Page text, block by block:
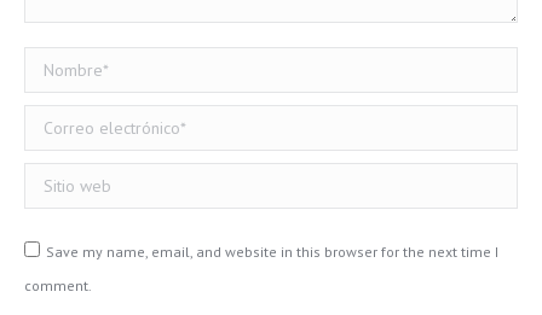
Nombre *
Correo electrónico *
Sitio web
Save my name, email, and website in this browser for the next time I
comment.